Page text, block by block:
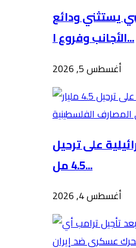
يستثني ودائع
الأجانب وفروع ا...
أغسطس 5, 2026
على ترحيل
4.5 مل...
أغسطس 4, 2026